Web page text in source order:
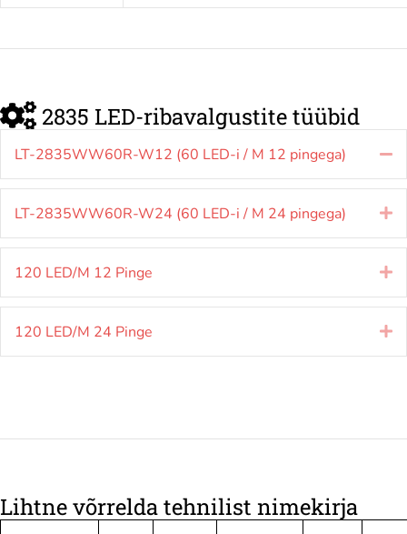
2835 LED-ribavalgustite tüübid
LT-2835WW60R-W12 (60 LED-i / M 12 pingega)
LT-2835WW60R-W24 (60 LED-i / M 24 pingega)
120 LED/M 12 Pinge
120 LED/M 24 Pinge
Lihtne võrrelda tehnilist nimekirja